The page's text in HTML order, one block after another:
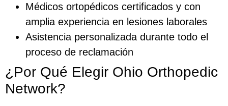
Médicos ortopédicos certificados y con
amplia experiencia en lesiones laborales
Asistencia personalizada durante todo el
proceso de reclamación
¿Por Qué Elegir Ohio Orthopedic
Network?